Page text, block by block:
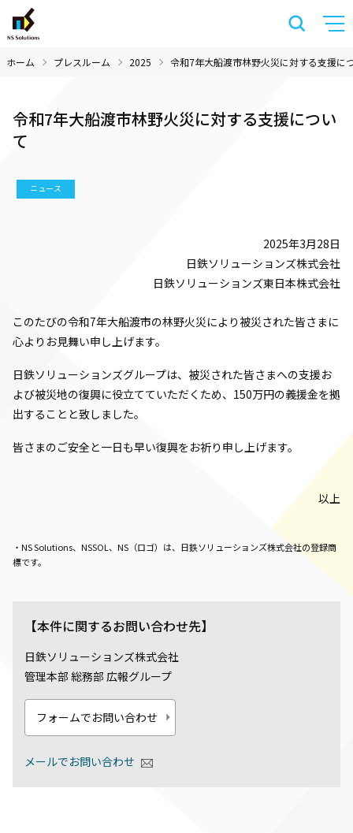
ホーム プレスルーム 2025 令和7年大船渡市林野火災に対する支援に
令和7年大船渡市林野火災に対する支援につい
て
ニュース
2025年3月28日
日鉄ソリューションズ株式会社
日鉄ソリューションズ東日本株式会社
このたびの令和7年大船渡市の林野火災により被災された皆さまに
心よりお見舞い申し上げます。
日鉄ソリューションズグループは、被災された皆さまへの支援お
よび被災地の復興に役立てていただくため、150万円の義援金を拠
出することと致しました。
皆さまのご安全と一日も早い復興をお祈り申し上げます。
以上
・NS Solutions、NSSOL、NS（ロゴ）は、日鉄ソリューションズ株式会社の登録商
標です。
【本件に関するお問い合わせ先】
日鉄ソリューションズ株式会社
管理本部 総務部 広報グループ
フォームでお問い合わせ
メールでお問い合わせ